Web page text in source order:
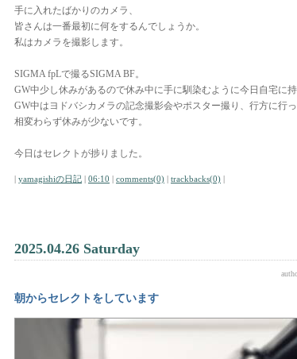
手に入れたばかりのカメラ、
皆さんは一番最初に何をするんでしょうか。
私はカメラを撮影します。
SIGMA fpLで撮るSIGMA BF。
GW中少し休みがあるので休み中に手に馴染むように今日自宅に持
GW中はヨドバシカメラの記念撮影会やポスター撮り、行方に行
相変わらず休みが少ないです。
今日はセレクトが捗りました。
| yamagishiの日記 | 06:10 | comments(0) | trackbacks(0) |
2025.04.26 Saturday
朝からセレクトをしています